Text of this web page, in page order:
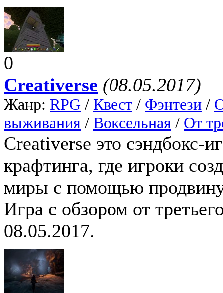
0
Creativerse (08.05.2017)
Жанр: RPG / Квест / Фэнтези /
выживания / Воксельная / От
Creativerse это сэндбокс-
крафтинга, где игроки
миры с помощью
Игра с обзором от
08.05.2017.